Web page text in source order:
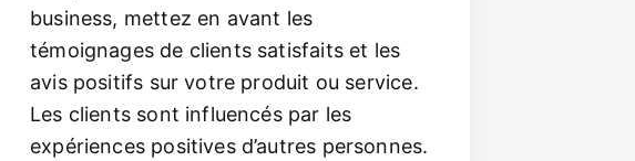
business, mettez en avant les
témoignages de clients satisfaits et les
avis positifs sur votre produit ou service.
Les clients sont influencés par les
expériences positives d’autres personnes.